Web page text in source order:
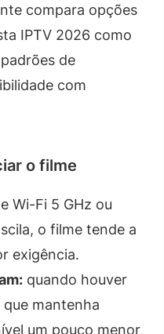
compara opções
IPTV 2026 como
de
com
o filme
Wi-Fi 5 GHz ou
o filme tende a
exigência.
quando houver
mantenha
um pouco menor